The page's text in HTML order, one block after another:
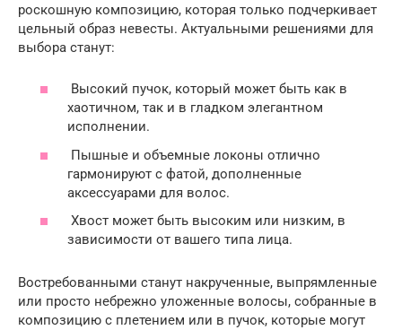
роскошную композицию, которая только подчеркивает
цельный образ невесты. Актуальными решениями для
выбора станут:
Высокий пучок, который может быть как в
хаотичном, так и в гладком элегантном
исполнении.
Пышные и объемные локоны отлично
гармонируют с фатой, дополненные
аксессуарами для волос.
Хвост может быть высоким или низким, в
зависимости от вашего типа лица.
Востребованными станут накрученные, выпрямленные
или просто небрежно уложенные волосы, собранные в
композицию с плетением или в пучок, которые могут